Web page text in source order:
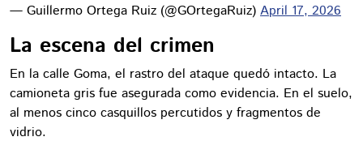
— Guillermo Ortega Ruiz (@GOrtegaRuiz) April 17, 2026
La escena del crimen
En la calle Goma, el rastro del ataque quedó intacto. La
camioneta gris fue asegurada como evidencia. En el suelo,
al menos cinco casquillos percutidos y fragmentos de
vidrio.